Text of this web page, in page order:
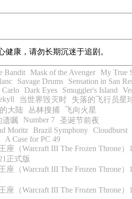
健康，请勿长期沉迷于追剧。
Bandit Mask of the Avenger
My True
Savage Drums
Sensation in San
Carlo
Dark Eyes Smuggler's Island
当世界毁灭时
失落的飞行员星
大陆 丛林搜捕 飞向火星
遗嘱
Number 7
圣诞节前夜
Moritz
Brazil Symphony Cloudburst
A Case for PC 49
座（Warcraft III The Frozen Throne）
正式版
座（Warcraft III The Frozen Throne）
座（Warcraft III The Frozen Throne）